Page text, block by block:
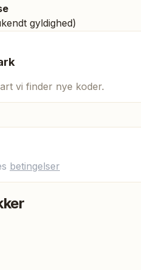
gyldighed)
vi finder nye koder.
betingelser